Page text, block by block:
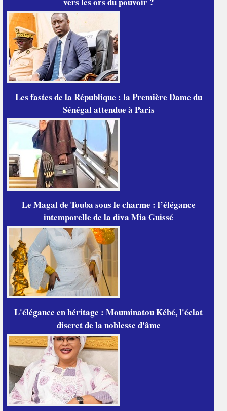
Les fastes de la République : la Première Dame du
Sénégal attendue à Paris
Le Magal de Touba sous le charme : l’élégance
intemporelle de la diva Mia Guissé
L'élégance en héritage : Mouminatou Kébé, l'éclat
discret de la noblesse d'âme